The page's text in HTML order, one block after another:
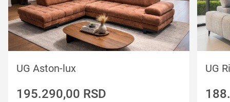
UG Aston-lux
195.290,00 RSD
UG